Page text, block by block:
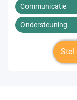
Communicatie
Ondersteuning
Stel